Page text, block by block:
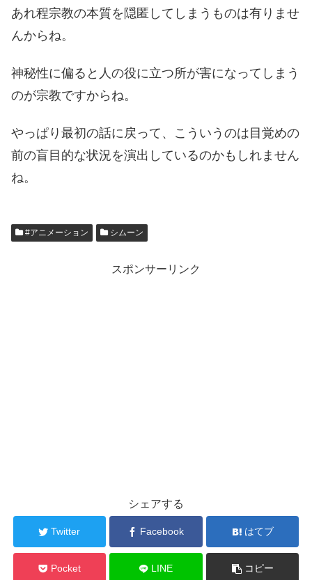
あれ程宗教の本質を隠匿してしまうものは有りませ
んからね。
神秘性に偏ると人の役に立つ所が害になってしまう
のが宗教ですからね。
やっぱり最初の話に戻って、こういうのは目覚めの
前の盲目的な状況を演出しているのかもしれません
ね。
#アニメーション シムーン
スポンサーリンク
シェアする
Twitter Facebook はてブ
Pocket LINE コピー